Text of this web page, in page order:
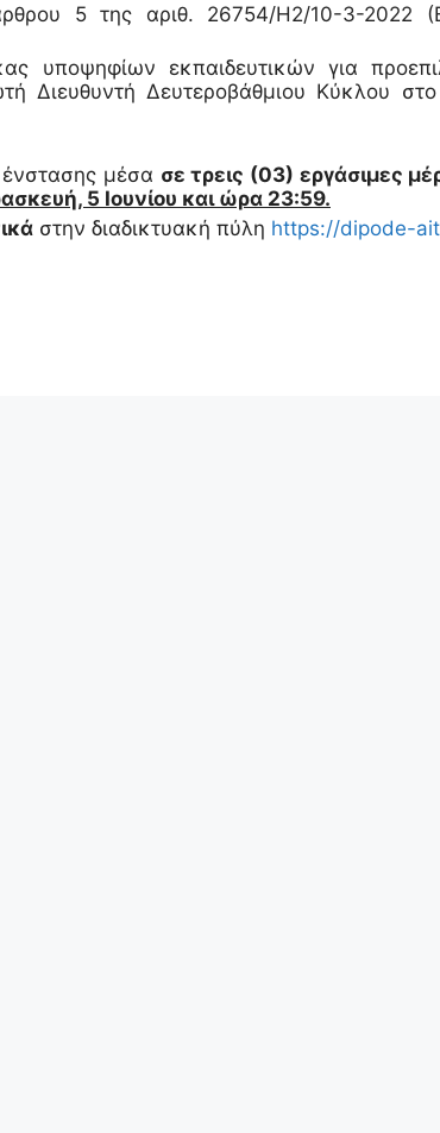
5 της αριθ. 26754/Η2/10-3-2022
υποψηφίων εκπαιδευτικών για
Διευθυντή Δευτεροβάθμιου Κύκλου
ένστασης μέσα σε τρεις (03) εργάσιμες
5 Ιουνίου και ώρα 23:59.
στην διαδικτυακή πύλη https://dipode-